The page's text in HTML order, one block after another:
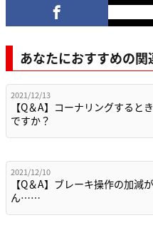
あなたにおすすめの関
2021/12/13
【Q＆A】コーナリングすると
ですか？
2021/12/10
【Q＆A】ブレーキ操作の加減
ん……